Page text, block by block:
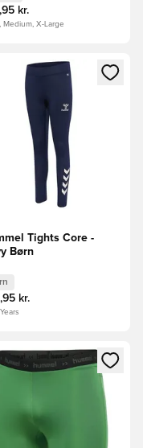
kr.
Medium, X-Large
tilmelde dig som
en Modal til at logge
Tights Core -
Børn
kr.
tilmelde dig som
en Modal til at logge